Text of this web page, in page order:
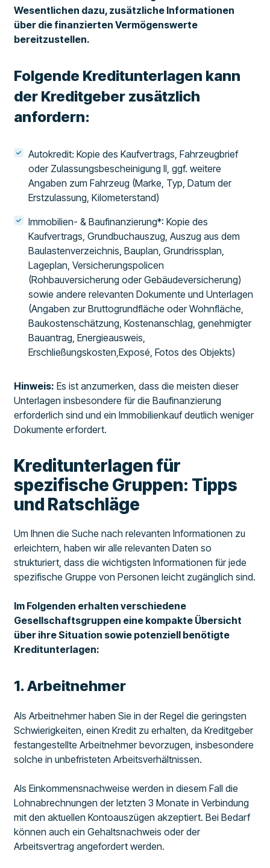
Wesentlichen dazu, zusätzliche Informationen
über die finanzierten Vermögenswerte
bereitzustellen.
Folgende Kreditunterlagen kann
der Kreditgeber zusätzlich
anfordern:
Autokredit: Kopie des Kaufvertrags, Fahrzeugbrief
oder Zulassungsbescheinigung II, ggf. weitere
Angaben zum Fahrzeug (Marke, Typ, Datum der
Erstzulassung, Kilometerstand)
Immobilien- & Baufinanzierung*: Kopie des
Kaufvertrags, Grundbuchauszug, Auszug aus dem
Baulastenverzeichnis, Bauplan, Grundrissplan,
Lageplan, Versicherungspolicen
(Rohbauversicherung oder Gebäudeversicherung)
sowie andere relevanten Dokumente und Unterlagen
(Angaben zur Bruttogrundfläche oder Wohnfläche,
Baukostenschätzung, Kostenanschlag, genehmigter
Bauantrag, Energieausweis,
Erschließungskosten,Exposé, Fotos des Objekts)
Hinweis: Es ist anzumerken, dass die meisten dieser
Unterlagen insbesondere für die Baufinanzierung
erforderlich sind und ein Immobilienkauf deutlich weniger
Dokumente erfordert.
Kreditunterlagen für
spezifische Gruppen: Tipps
und Ratschläge
Um Ihnen die Suche nach relevanten Informationen zu
erleichtern, haben wir alle relevanten Daten so
strukturiert, dass die wichtigsten Informationen für jede
spezifische Gruppe von Personen leicht zugänglich sind.
Im Folgenden erhalten verschiedene
Gesellschaftsgruppen eine kompakte Übersicht
über ihre Situation sowie potenziell benötigte
Kreditunterlagen:
1. Arbeitnehmer
Als Arbeitnehmer haben Sie in der Regel die geringsten
Schwierigkeiten, einen Kredit zu erhalten, da Kreditgeber
festangestellte Arbeitnehmer bevorzugen, insbesondere
solche in unbefristeten Arbeitsverhältnissen.
Als Einkommensnachweise werden in diesem Fall die
Lohnabrechnungen der letzten 3 Monate in Verbindung
mit den aktuellen Kontoauszügen akzeptiert. Bei Bedarf
können auch ein Gehaltsnachweis oder der
Arbeitsvertrag angefordert werden.